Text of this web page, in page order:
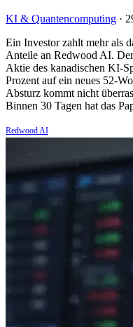
KI & Quantencomputing ·
Ein Investor zahlt mehr als
Anteile an Redwood AI.
Aktie des kanadischen KI-
Prozent auf ein neues 52-
Absturz kommt nicht
Binnen 30 Tagen hat das
Redwood AI